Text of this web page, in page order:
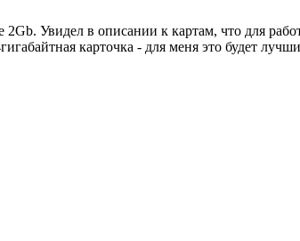
Увидел в описании к картам, что для
карточка - для меня это будет